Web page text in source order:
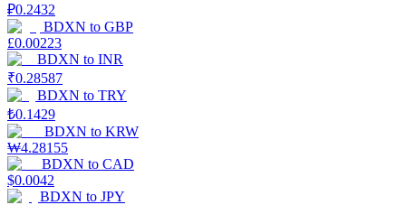
₽0.2432
BDXN to GBP
£0.00223
BDXN to INR
₹0.28587
BDXN to TRY
₺0.1429
BDXN to KRW
₩4.28155
BDXN to CAD
$0.0042
BDXN to JPY